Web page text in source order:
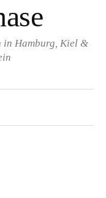
in Hamburg, Kiel &